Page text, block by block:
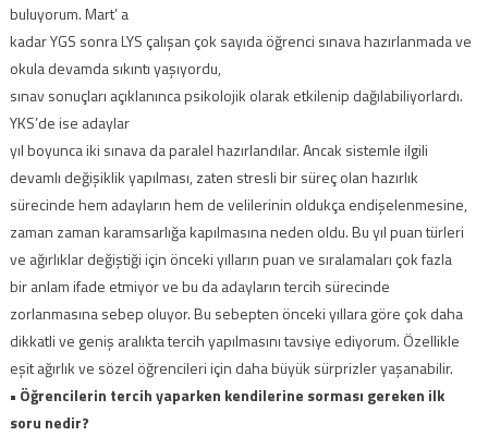
buluyorum. Mart’ a
kadar YGS sonra LYS çalışan çok sayıda öğrenci sınava hazırlanmada ve
okula devamda sıkıntı yaşıyordu,
sınav sonuçları açıklanınca psikolojik olarak etkilenip dağılabiliyorlardı.
YKS’de ise adaylar
yıl boyunca iki sınava da paralel hazırlandılar. Ancak sistemle ilgili
devamlı değişiklik yapılması, zaten stresli bir süreç olan hazırlık
sürecinde hem adayların hem de velilerinin oldukça endişelenmesine,
zaman zaman karamsarlığa kapılmasına neden oldu. Bu yıl puan türleri
ve ağırlıklar değiştiği için önceki yılların puan ve sıralamaları çok fazla
bir anlam ifade etmiyor ve bu da adayların tercih sürecinde
zorlanmasına sebep oluyor. Bu sebepten önceki yıllara göre çok daha
dikkatli ve geniş aralıkta tercih yapılmasını tavsiye ediyorum. Özellikle
eşit ağırlık ve sözel öğrencileri için daha büyük sürprizler yaşanabilir.
• Öğrencilerin tercih yaparken kendilerine sorması gereken ilk
soru nedir?